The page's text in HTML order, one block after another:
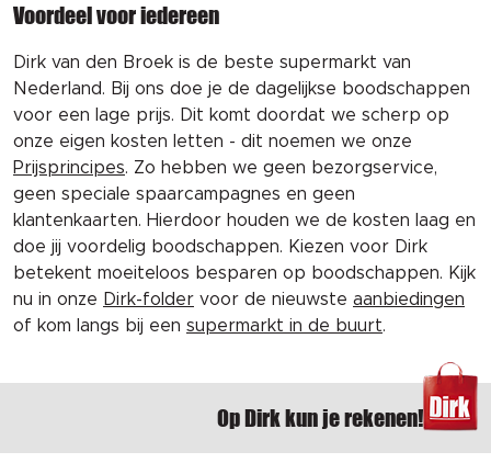
Voordeel voor iedereen
Dirk van den Broek is de beste supermarkt van
Nederland. Bij ons doe je de dagelijkse boodschappen
voor een lage prijs. Dit komt doordat we scherp op
onze eigen kosten letten - dit noemen we onze
Prijsprincipes. Zo hebben we geen bezorgservice,
geen speciale spaarcampagnes en geen
klantenkaarten. Hierdoor houden we de kosten laag en
doe jij voordelig boodschappen. Kiezen voor Dirk
betekent moeiteloos besparen op boodschappen. Kijk
nu in onze Dirk-folder voor de nieuwste aanbiedingen
of kom langs bij een supermarkt in de buurt.
Op Dirk kun je rekenen!